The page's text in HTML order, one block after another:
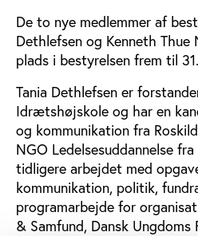
De to nye medlemmer af
Dethlefsen og Kenneth Thue
plads i bestyrelsen frem til
Tania Dethlefsen er
Idrætshøjskole og har en
og kommunikation fra
NGO Ledelsesuddannelse
tidligere arbejdet med
kommunikation, politik,
programarbejde for
& Samfund, Dansk Ungdoms